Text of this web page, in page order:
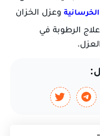
وعزل الخزان
الرطوبة في